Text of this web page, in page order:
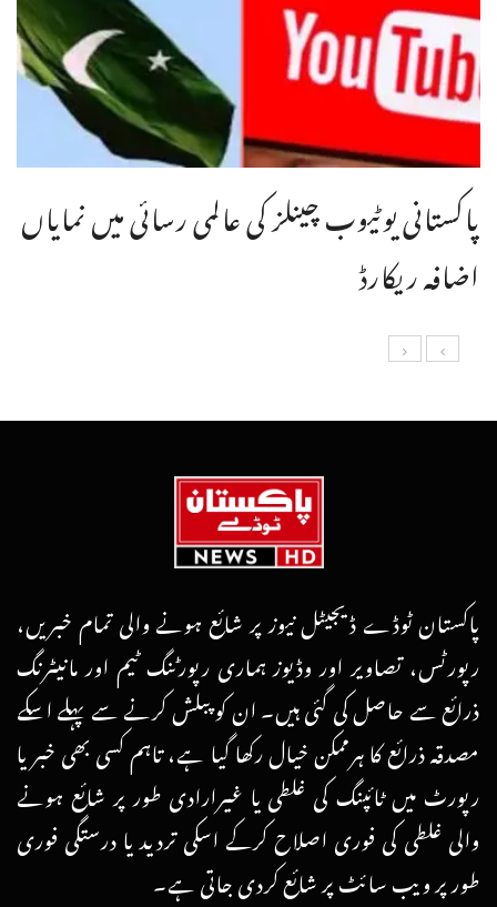
پاکستانی یوٹیوب چینلز کی عالمی رسائی میں نمایاں
اضافہ ریکارڈ
پاکستان ٹوڈے ڈیجیٹل نیوز پر شائع ہونے والی تمام خبریں،
رپورٹس، تصاویر اور وڈیوز ہماری رپورٹنگ ٹیم اور مانیٹرنگ
ذرائع سے حاصل کی گئی ہیں۔ ان کو پبلش کرنے سے پہلے اسکے
مصدقہ ذرائع کا ہرممکن خیال رکھا گیا ہے، تاہم کسی بھی خبر یا
رپورٹ میں ٹائپنگ کی غلطی یا غیرارادی طور پر شائع ہونے
والی غلطی کی فوری اصلاح کرکے اسکی تردید یا درستگی فوری
طور پر ویب سائٹ پر شائع کردی جاتی ہے۔